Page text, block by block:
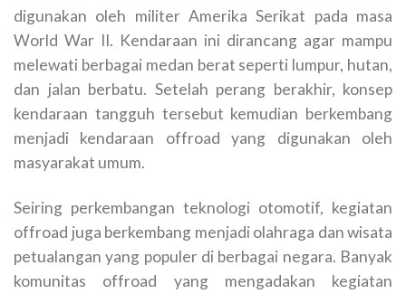
digunakan oleh militer Amerika Serikat pada masa
World War II. Kendaraan ini dirancang agar mampu
melewati berbagai medan berat seperti lumpur, hutan,
dan jalan berbatu. Setelah perang berakhir, konsep
kendaraan tangguh tersebut kemudian berkembang
menjadi kendaraan offroad yang digunakan oleh
masyarakat umum.
Seiring perkembangan teknologi otomotif, kegiatan
offroad juga berkembang menjadi olahraga dan wisata
petualangan yang populer di berbagai negara. Banyak
komunitas offroad yang mengadakan kegiatan